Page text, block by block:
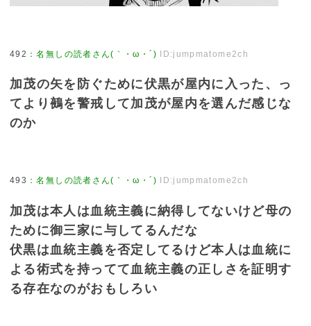
492 ：名無しの読者さん(｀・ω・´) ID:jumpmatome2ch
加茂の矢を防ぐために伏黒が屋内に入った、っ
てより鵺を警戒して加茂が屋内を選んだ感じな
のか
493 ：名無しの読者さん(｀・ω・´) ID:jumpmatome2ch
加茂は本人は血統主義に納得してないけど母の
ために御三家に与してるんだな
伏黒は血統主義を否定してるけど本人は血統に
よる術式を持ってて血統主義の正しさを証明す
る存在なのがおもしろい